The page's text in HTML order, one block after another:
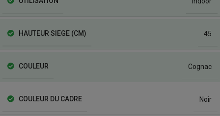
HAUTEUR SIEGE (CM) 45
COULEUR Cognac
COULEUR DU CADRE Noir